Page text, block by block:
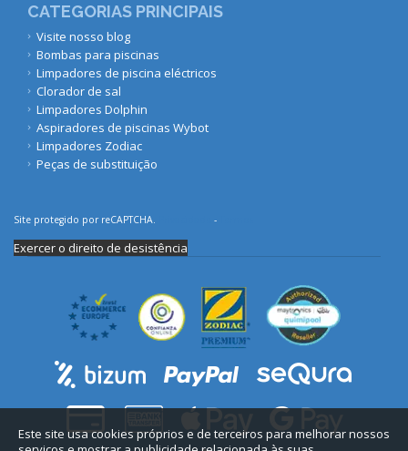
CATEGORIAS PRINCIPAIS
Visite nosso blog
Bombas para piscinas
Limpadores de piscina eléctricos
Clorador de sal
Limpadores Dolphin
Aspiradores de piscinas Wybot
Limpadores Zodiac
Peças de substituição
Este site usa cookies próprios e de terceiros para melhorar nossos
Site protegido por reCAPTCHA. -
Exercer o direito de desistência